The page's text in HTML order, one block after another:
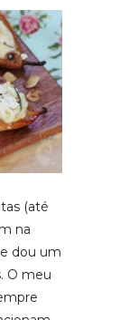
(até
na
dou um
O meu